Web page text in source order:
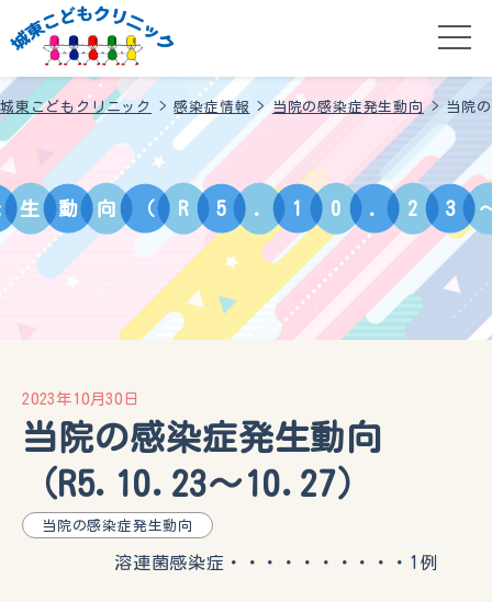
城東こどもクリニック >感染症情報 > 当院の感染症発生動向> 当院
生 動 向 （ R 5 . 1 0 . 2 3
2023年10月30日
当院の感染症発生動向
（R5.10.23〜10.27）
当院の感染症発生動向
溶連菌感染症・・・・・・・・・・1例